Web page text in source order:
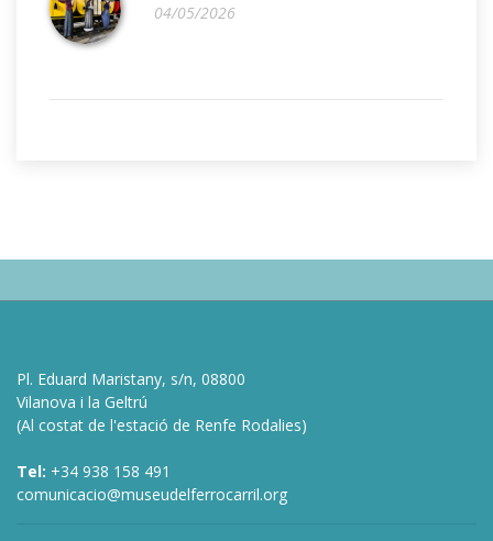
04/05/2026
Pl. Eduard Maristany, s/n, 08800
Vilanova i la Geltrú
(Al costat de l'estació de Renfe Rodalies)
Tel: +34 938 158 491
comunicacio@museudelferrocarril.org